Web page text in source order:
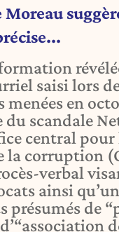
Moreau
saisi lors
en
du scandale
central pour
la corruption
verbal
ainsi
présumés de